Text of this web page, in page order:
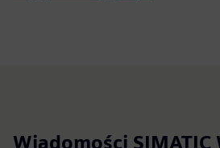
Wiadomości SIMATIC